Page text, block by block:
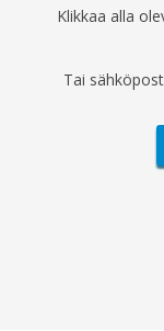
Klikkaa alla
Tai